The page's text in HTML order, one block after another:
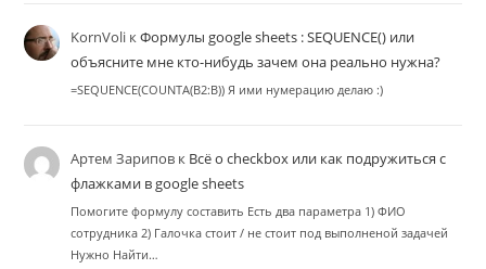
KornVoliкФормулы google sheets : SEQUENCE() или
объясните мне кто-нибудь зачем она реально нужна?
=SEQUENCE(COUNTA(B2:B)) Я ими нумерацию делаю :)
Артем Зариповк Всё о checkbox или как подружиться с
флажками в google sheets
Помогите формулу составить Есть два параметра 1) ФИО
сотрудника 2) Галочка стоит / не стоит под выполненой задачей
Нужно Найти…